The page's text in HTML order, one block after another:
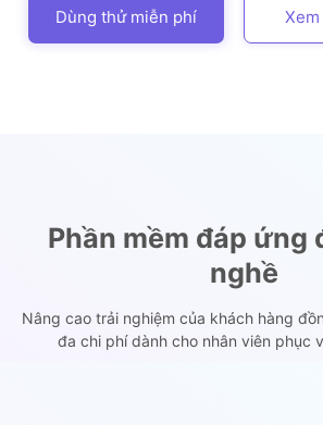
Dùng thử miễn phí
Phần mềm đáp ứng
nghề
Nâng cao trải nghiệm của khách hàng
đa chi phí dành cho nhân viên phục